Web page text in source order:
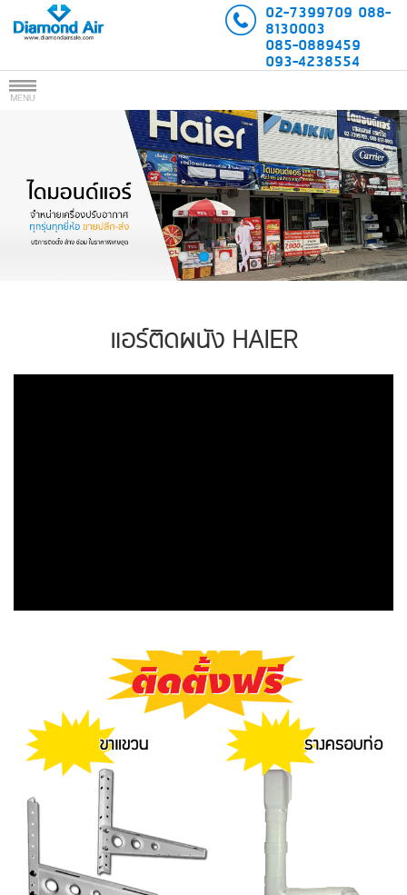
02-7399709 088-
8130003
085-0889459
093-4238554
แอร์ติดผนัง HAIER